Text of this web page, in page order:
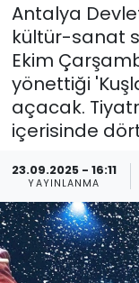
Antalya
kültür-sanat
Ekim
yönettiği
açacak.
içerisinde
23.09.2025 - 16:11
YAYINLANMA
Eğitim
Kültür-
Sağlık
Spor
Teknoloji
Resmi
Kültür-
Sağlık
Spor
Teknoloji
Yaşam
Künye
Son
Haber